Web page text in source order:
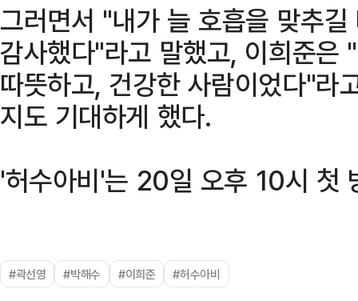
그러면서 "내가 늘 호흡을 맞추
감사했다"라고 말했고, 이희준은
따뜻하고, 건강한 사람이었다"라
지도 기대하게 했다.
'허수아비'는 20일 오후 10시 첫
#곽선영 #박해수 #이희준 #허수아비